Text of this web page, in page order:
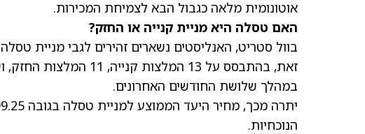
אוטונומית מלאה כגבול הבא לצמיחת המכירות.
האם טסלה היא מניית קנייה או החזק?
בוול סטריט, האנליסטים נשארים זהירים לגבי מניית טסלה
במהלך שלושת החודשים האחרונים.
יתרה מכך, מחיר היעד הממוצע למניית טסלה
הנוכחיות.